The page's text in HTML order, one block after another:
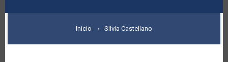
SOBRESCRIBIR
ENLACES
Inicio SIlvia Castellano